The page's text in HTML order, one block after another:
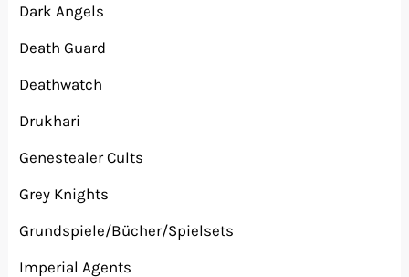
Dark Angels
Death Guard
Deathwatch
Drukhari
Genestealer Cults
Grey Knights
Grundspiele/Bücher/Spielsets
Imperial Agents